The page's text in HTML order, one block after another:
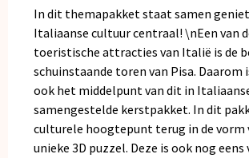
In dit themapakket staat samen
Italiaanse cultuur centraal! \nEen van
toeristische attracties van Italië is de
schuinstaande toren van Pisa. Daarom
ook het middelpunt van dit in
samengestelde kerstpakket. In dit
culturele hoogtepunt terug in de vorm
unieke 3D puzzel. Deze is ook nog